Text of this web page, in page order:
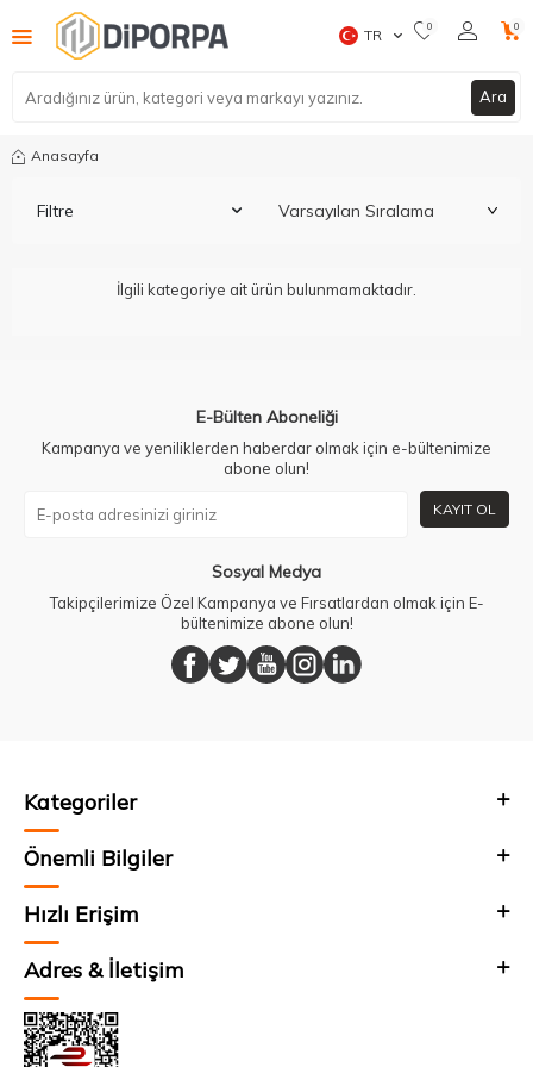
Ara
TR 0 0
Anasayfa
Filtre
İlgili kategoriye ait ürün bulunmamaktadır.
E-Bülten Aboneliği
Kampanya ve yeniliklerden haberdar olmak için e-bültenimize
abone olun!
KAYIT OL
Sosyal Medya
Takipçilerimize Özel Kampanya ve Fırsatlardan olmak için E-
bültenimize abone olun!
Kategoriler
Önemli Bilgiler
Hızlı Erişim
Adres & İletişim